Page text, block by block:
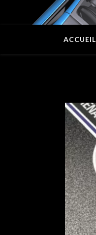
ACCUEIL